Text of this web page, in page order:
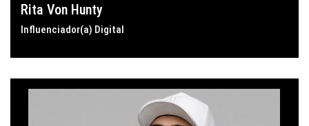
Rita Von Hunty
Influenciador(a) Digital